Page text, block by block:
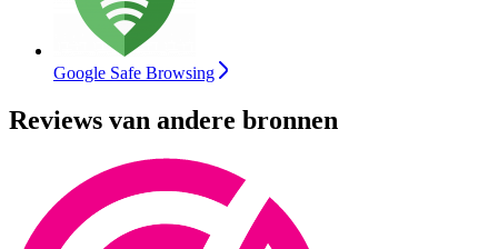
Google Safe Browsing
Reviews van andere bronnen